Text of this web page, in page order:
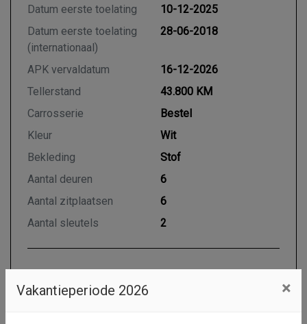
Datum eerste toelating
10-12-2025
Datum eerste toelating
(internationaal)
28-06-2018
APK vervaldatum
16-12-2026
Tellerstand
43.800 KM
Carrosserie
Bestel
Kleur
Wit
Bekleding
Stof
Aantal deuren
6
Aantal zitplaatsen
6
Aantal sleutels
2
Vakantieperiode 2026 ×